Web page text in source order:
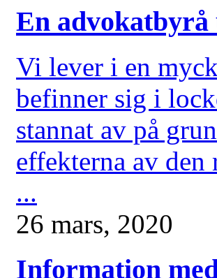
En advokatbyrå
Vi lever i en
befinner sig i
stannat av på
effekterna av
...
26 mars, 2020
Information